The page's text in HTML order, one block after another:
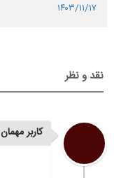
۱۴۰۳/۱۱/۱۷
نقد و نظر
کاربر مهمان